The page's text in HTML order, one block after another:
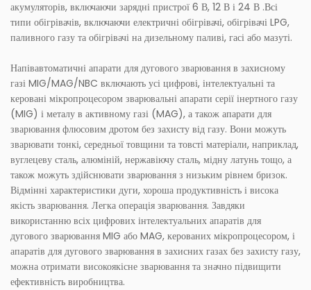
акумуляторів, включаючи зарядні пристрої 6 В, 12 В і 24 В .Всі
типи обігрівачів, включаючи електричні обігрівачі, обігрівачі LPG,
паливного газу та обігрівачі на дизельному паливі, гасі або мазуті.
Напівавтоматичні апарати для дугового зварювання в захисному
газі MIG/MAG/NBC включають усі цифрові, інтелектуальні та
керовані мікропроцесором зварювальні апарати серії інертного газу
(MIG) і металу в активному газі (MAG), а також апарати для
зварювання флюсовим дротом без захисту від газу. Вони можуть
зварювати тонкі, середньої товщини та товсті матеріали, наприклад,
вуглецеву сталь, алюміній, нержавіючу сталь, мідну латунь тощо, а
також можуть здійснювати зварювання з низьким рівнем бризок.
Відмінні характеристики дуги, хороша продуктивність і висока
якість зварювання. Легка операція зварювання. Завдяки
використанню всіх цифрових інтелектуальних апаратів для
дугового зварювання MIG або MAG, керованих мікропроцесором, і
апаратів для дугового зварювання в захисних газах без захисту газу,
можна отримати високоякісне зварювання та значно підвищити
ефективність виробництва.